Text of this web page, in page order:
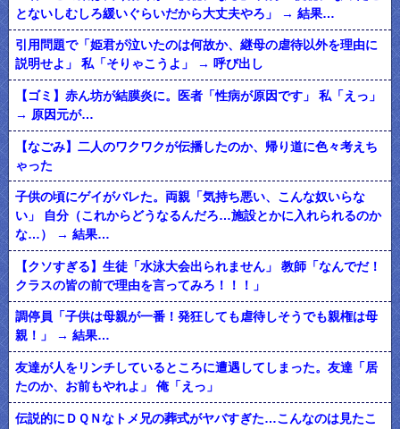
とないしむしろ緩いぐらいだから大丈夫やろ」 → 結果…
引用問題で「姫君が泣いたのは何故か、継母の虐待以外を理由に
説明せよ」 私「そりゃこうよ」 → 呼び出し
【ゴミ】赤ん坊が結膜炎に。医者「性病が原因です」 私「えっ」
→ 原因元が…
【なごみ】二人のワクワクが伝播したのか、帰り道に色々考えち
ゃった
子供の頃にゲイがバレた。両親「気持ち悪い、こんな奴いらな
い」 自分（これからどうなるんだろ…施設とかに入れられるのか
な…） → 結果…
【クソすぎる】生徒「水泳大会出られません」 教師「なんでだ！
クラスの皆の前で理由を言ってみろ！！！」
調停員「子供は母親が一番！発狂しても虐待しそうでも親権は母
親！」 → 結果…
友達が人をリンチしているところに遭遇してしまった。友達「居
たのか、お前もやれよ」 俺「えっ」
伝説的にＤＱＮなトメ兄の葬式がヤバすぎた…こんなのは見たこ